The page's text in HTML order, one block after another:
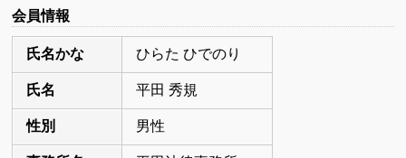
会員情報
氏名かな ひらた ひでのり
氏名 平田 秀規
性別 男性